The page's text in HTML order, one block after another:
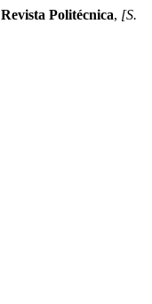
Revista Politécnica, [S.